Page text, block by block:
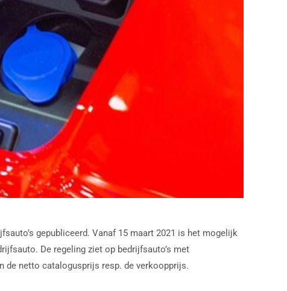
gepubliceerd. Vanaf 15 maart 2021 is het mogelijk
De regeling ziet op bedrijfsauto’s met
de netto catalogusprijs resp. de verkoopprijs.